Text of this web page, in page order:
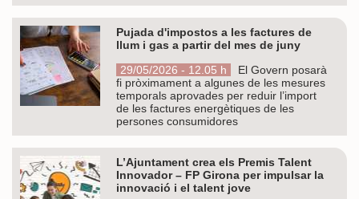
Pujada d'impostos a les factures de
llum i gas a partir del mes de juny
29/05/2026 - 12.05 h
El Govern posarà
fi pròximament a algunes de les mesures
temporals aprovades per reduir l’import
de les factures energètiques de les
persones consumidores
L’Ajuntament crea els Premis Talent
Innovador – FP Girona per impulsar la
innovació i el talent jove